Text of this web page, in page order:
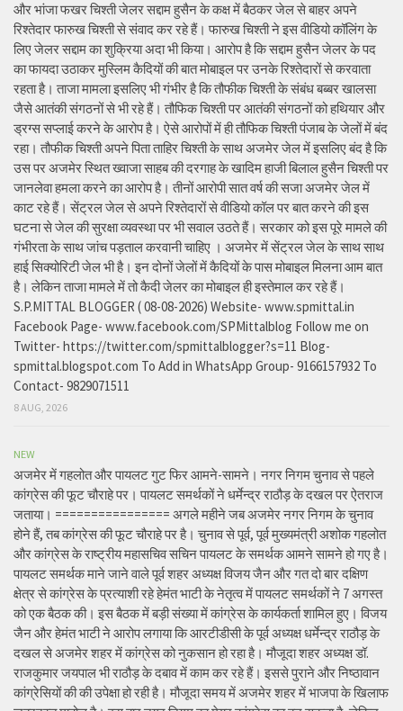
और भांजा फखर चिश्ती जेलर सद्दाम हुसैन के कक्ष में बैठकर जेल से बाहर अपने
रिश्तेदार फारुख चिश्ती से संवाद कर रहे हैं। फारुख चिश्ती ने इस वीडियो कॉलिंग के
लिए जेलर सद्दाम का शुक्रिया अदा भी किया। आरोप है कि सद्दाम हुसैन जेलर के पद
का फायदा उठाकर मुस्लिम कैदियों की बात मोबाइल पर उनके रिश्तेदारों से करवाता
रहता है। ताजा मामला इसलिए भी गंभीर है कि तौफीक चिश्ती के संबंध बब्बर खालसा
जैसे आतंकी संगठनों से भी रहे हैं। तौफिक चिश्ती पर आतंकी संगठनों को हथियार और
ड्रग्स सप्लाई करने के आरोप है। ऐसे आरोपों में ही तौफिक चिश्ती पंजाब के जेलों में बंद
रहा। तौफीक चिश्ती अपने पिता ताहिर चिश्ती के साथ अजमेर जेल में इसलिए बंद है कि
उस पर अजमेर स्थित ख्वाजा साहब की दरगाह के खादिम हाजी बिलाल हुसैन चिश्ती पर
जानलेवा हमला करने का आरोप है। तीनों आरोपी सात वर्ष की सजा अजमेर जेल में
काट रहे हैं। सेंट्रल जेल से अपने रिश्तेदारों से वीडियो कॉल पर बात करने की इस
घटना से जेल की सुरक्षा व्यवस्था पर भी सवाल उठते हैं। सरकार को इस पूरे मामले की
गंभीरता के साथ जांच पड़ताल करवानी चाहिए । अजमेर में सेंट्रल जेल के साथ साथ
हाई सिक्योरिटी जेल भी है। इन दोनों जेलों में कैदियों के पास मोबाइल मिलना आम बात
है। लेकिन ताजा मामले में तो कैदी जेलर का मोबाइल ही इस्तेमाल कर रहे हैं।
S.P.MITTAL BLOGGER ( 08-08-2026) Website- www.spmittal.in
Facebook Page- www.facebook.com/SPMittalblog Follow me on
Twitter- https://twitter.com/spmittalblogger?s=11 Blog-
spmittal.blogspot.com To Add in WhatsApp Group- 9166157932 To
Contact- 9829071511
8 AUG, 2026
NEW
अजमेर में गहलोत और पायलट गुट फिर आमने-सामने। नगर निगम चुनाव से पहले
कांग्रेस की फूट चौराहे पर। पायलट समर्थकों ने धर्मेन्द्र राठौड़ के दखल पर ऐतराज
जताया। ================ अगले महीने जब अजमेर नगर निगम के चुनाव
होने हैं, तब कांग्रेस की फूट चौराहे पर है। चुनाव से पूर्व, पूर्व मुख्यमंत्री अशोक गहलोत
और कांग्रेस के राष्ट्रीय महासचिव सचिन पायलट के समर्थक आमने सामने हो गए है।
पायलट समर्थक माने जाने वाले पूर्व शहर अध्यक्ष विजय जैन और गत दो बार दक्षिण
क्षेत्र से कांग्रेस के प्रत्याशी रहे हेमंत भाटी के नेतृत्व में पायलट समर्थकों ने 7 अगस्त
को एक बैठक की। इस बैठक में बड़ी संख्या में कांग्रेस के कार्यकर्ता शामिल हुए। विजय
जैन और हेमंत भाटी ने आरोप लगाया कि आरटीडीसी के पूर्व अध्यक्ष धर्मेन्द्र राठौड़ के
दखल से अजमेर शहर में कांग्रेस को नुकसान हो रहा है। मौजूदा शहर अध्यक्ष डॉ.
राजकुमार जयपाल भी राठौड़ के दबाव में काम कर रहे हैं। इससे पुराने और निष्ठावान
कांग्रेसियों की की उपेक्षा हो रही है। मौजूदा समय में अजमेर शहर में भाजपा के खिलाफ